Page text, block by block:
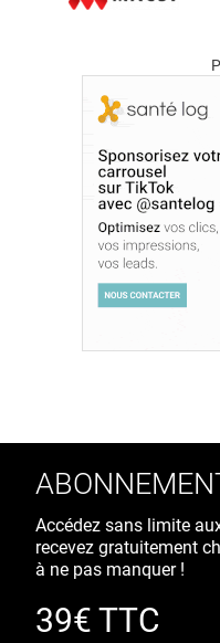
Accédez sans limite
recevez gratuitement
à ne pas manquer !
39€ TTC